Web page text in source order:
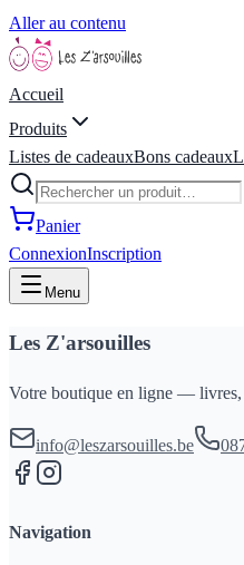
Aller au contenu
Accueil
Produits
Listes de cadeauxBons cadeaux
Panier
ConnexionInscription
Menu
Les Z'arsouilles
Votre boutique en ligne — livres,
info@leszarsouilles.be
Navigation